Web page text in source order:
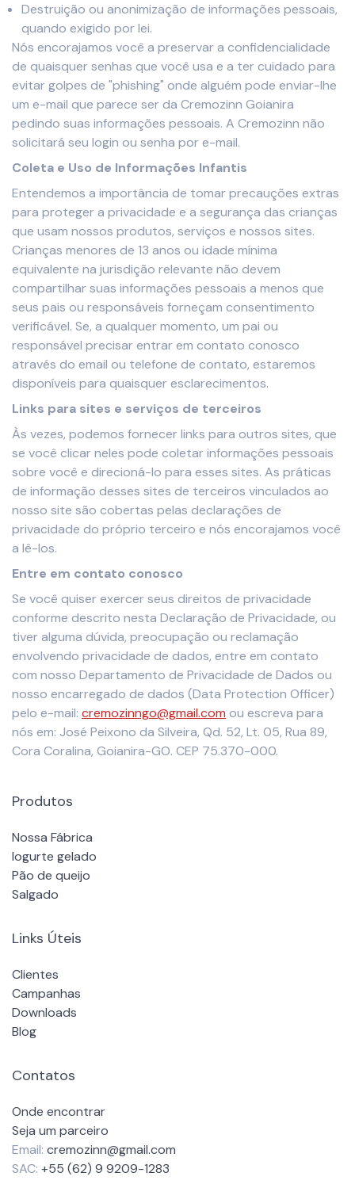
Destruição ou anonimização de informações pessoais,
quando exigido por lei.
Nós encorajamos você a preservar a confidencialidade
de quaisquer senhas que você usa e a ter cuidado para
evitar golpes de "phishing" onde alguém pode enviar-lhe
um e-mail que parece ser da Cremozinn Goianira
pedindo suas informações pessoais. A Cremozinn não
solicitará seu login ou senha por e-mail.
Coleta e Uso de Informações Infantis
Entendemos a importância de tomar precauções extras
para proteger a privacidade e a segurança das crianças
que usam nossos produtos, serviços e nossos sites.
Crianças menores de 13 anos ou idade mínima
equivalente na jurisdição relevante não devem
compartilhar suas informações pessoais a menos que
seus pais ou responsáveis forneçam consentimento
verificável. Se, a qualquer momento, um pai ou
responsável precisar entrar em contato conosco
através do email ou telefone de contato, estaremos
disponíveis para quaisquer esclarecimentos.
Links para sites e serviços de terceiros
Às vezes, podemos fornecer links para outros sites, que
se você clicar neles pode coletar informações pessoais
sobre você e direcioná-lo para esses sites. As práticas
de informação desses sites de terceiros vinculados ao
nosso site são cobertas pelas declarações de
privacidade do próprio terceiro e nós encorajamos você
a lê-los.
Entre em contato conosco
Se você quiser exercer seus direitos de privacidade
conforme descrito nesta Declaração de Privacidade, ou
tiver alguma dúvida, preocupação ou reclamação
envolvendo privacidade de dados, entre em contato
com nosso Departamento de Privacidade de Dados ou
nosso encarregado de dados (Data Protection Officer)
pelo e-mail: cremozinngo@gmail.com ou escreva para
nós em: José Peixono da Silveira, Qd. 52, Lt. 05, Rua 89,
Cora Coralina, Goianira-GO. CEP 75.370-000.
Produtos
Nossa Fábrica
Iogurte gelado
Pão de queijo
Salgado
Links Úteis
Clientes
Campanhas
Downloads
Blog
Contatos
Onde encontrar
Seja um parceiro
Email: cremozinn@gmail.com
SAC: +55 (62) 9 9209-1283